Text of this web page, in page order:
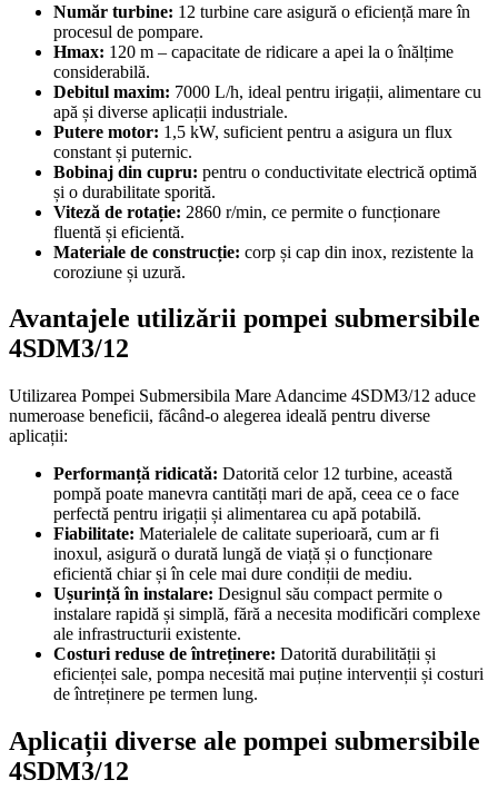
Număr turbine: 12 turbine care asigură o eficiență mare în
procesul de pompare.
Hmax: 120 m – capacitate de ridicare a apei la o înălțime
considerabilă.
Debitul maxim: 7000 L/h, ideal pentru irigații, alimentare cu
apă și diverse aplicații industriale.
Putere motor: 1,5 kW, suficient pentru a asigura un flux
constant și puternic.
Bobinaj din cupru: pentru o conductivitate electrică optimă
și o durabilitate sporită.
Viteză de rotație: 2860 r/min, ce permite o funcționare
fluentă și eficientă.
Materiale de construcție: corp și cap din inox, rezistente la
coroziune și uzură.
Avantajele utilizării pompei submersibile
4SDM3/12
Utilizarea Pompei Submersibila Mare Adancime 4SDM3/12 aduce
numeroase beneficii, făcând-o alegerea ideală pentru diverse
aplicații:
Performanță ridicată: Datorită celor 12 turbine, această
pompă poate manevra cantități mari de apă, ceea ce o face
perfectă pentru irigații și alimentarea cu apă potabilă.
Fiabilitate: Materialele de calitate superioară, cum ar fi
inoxul, asigură o durată lungă de viață și o funcționare
eficientă chiar și în cele mai dure condiții de mediu.
Ușurință în instalare: Designul său compact permite o
instalare rapidă și simplă, fără a necesita modificări complexe
ale infrastructurii existente.
Costuri reduse de întreținere: Datorită durabilității și
eficienței sale, pompa necesită mai puține intervenții și costuri
de întreținere pe termen lung.
Aplicații diverse ale pompei submersibile
4SDM3/12